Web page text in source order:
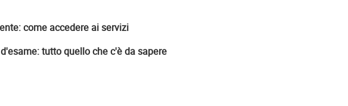
come accedere ai servizi
tutto quello che c'è da sapere